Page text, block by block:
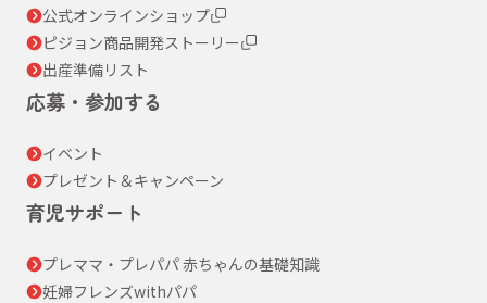
公式オンラインショップ
ピジョン商品開発ストーリー
出産準備リスト
応募・参加する
イベント
プレゼント＆キャンペーン
育児サポート
プレママ・プレパパ 赤ちゃんの基礎知識
妊婦フレンズwithパパ